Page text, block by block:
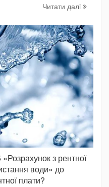
Читати далi
з рентної
води» до
плати?